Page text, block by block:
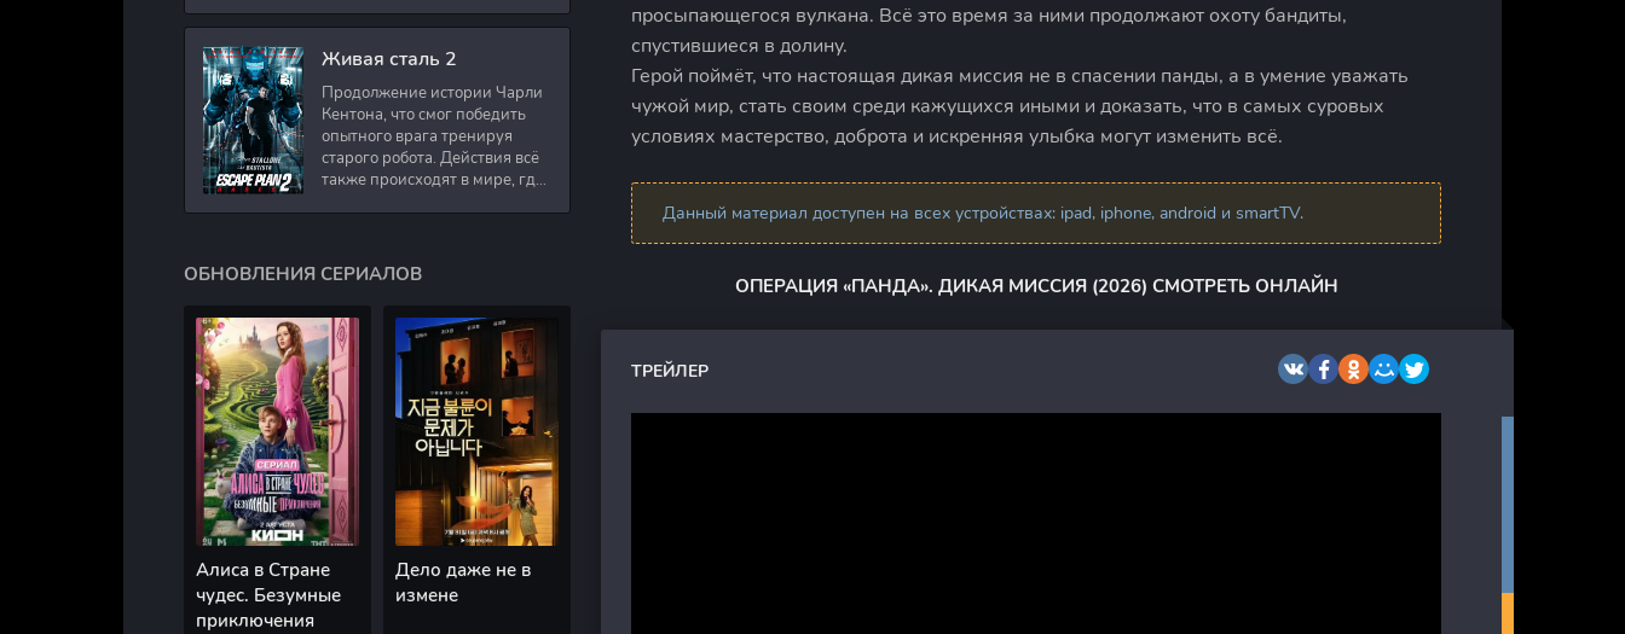
просыпающегося вулкана. Всё это время за ними продолжают охоту бандиты,
спустившиеся в долину.
Герой поймёт, что настоящая дикая миссия не в спасении панды, а в умение уважать
чужой мир, стать своим среди кажущихся иными и доказать, что в самых суровых
условиях мастерство, доброта и искренняя улыбка могут изменить всё.
Данный материал доступен на всех устройствах: ipad, iphone, android и smartTV.
ОПЕРАЦИЯ «ПАНДА». ДИКАЯ МИССИЯ (2026) СМОТРЕТЬ ОНЛАЙН
ТРЕЙЛЕР
работал в медицинском
Живая сталь 2
Продолжение истории Чарли
Кентона, что смог победить
опытного врага тренируя
старого робота. Действия всё
также происходят в мире, где
ОБНОВЛЕНИЯ СЕРИАЛОВ
Алиса в Стране
чудес. Безумные
приключения
Дело даже не в
измене